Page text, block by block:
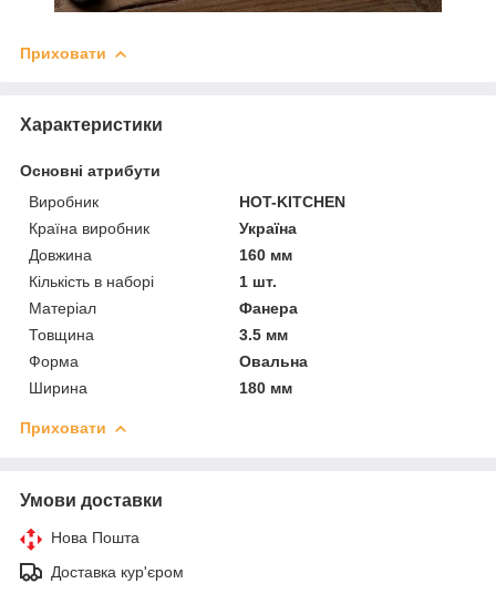
Приховати
Характеристики
Основні атрибути
Виробник
HOT-KITCHEN
Країна виробник
Україна
Довжина
160 мм
Кількість в наборі
1 шт.
Матеріал
Фанера
Товщина
3.5 мм
Форма
Овальна
Ширина
180 мм
Приховати
Умови доставки
Нова Пошта
Доставка кур'єром